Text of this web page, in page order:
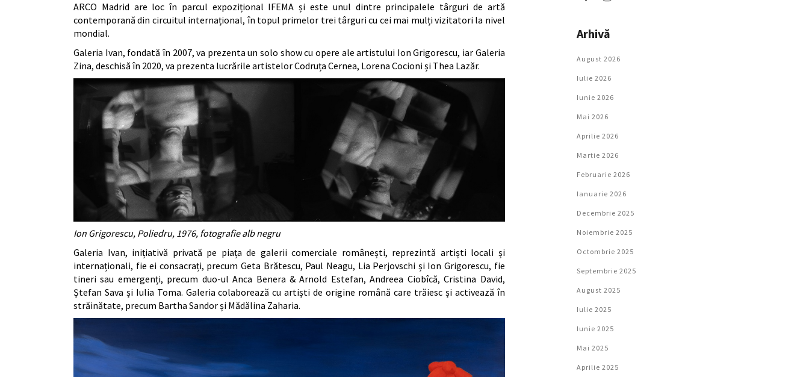
ARCO Madrid are loc în parcul expozițional IFEMA și este unul dintre principalele târguri de artă
contemporană din circuitul internațional, în topul primelor trei târguri cu cei mai mulți vizitatori la nivel
mondial.
Galeria Ivan, fondată în 2007, va prezenta un solo show cu opere ale artistului Ion Grigorescu, iar Galeria
Zina, deschisă în 2020, va prezenta lucrările artistelor Codruța Cernea, Lorena Cocioni și Thea Lazăr.
Ion Grigorescu, Poliedru, 1976, fotografie alb negru
Galeria Ivan, inițiativă privată pe piața de galerii comerciale românești, reprezintă artiști locali și
internaționali, fie ei consacrați, precum Geta Brătescu, Paul Neagu, Lia Perjovschi și Ion Grigorescu, fie
tineri sau emergenți, precum duo-ul Anca Benera & Arnold Estefan, Andreea Ciobîcă, Cristina David,
Ștefan Sava și Iulia Toma. Galeria colaborează cu artiști de origine română care trăiesc și activează în
străinătate, precum Bartha Sandor și Mădălina Zaharia.
Arhivă
August 2026
Iulie 2026
Iunie 2026
Mai 2026
Aprilie 2026
Martie 2026
Februarie 2026
Ianuarie 2026
Decembrie 2025
Noiembrie 2025
Octombrie 2025
Septembrie 2025
August 2025
Iulie 2025
Iunie 2025
Mai 2025
Aprilie 2025